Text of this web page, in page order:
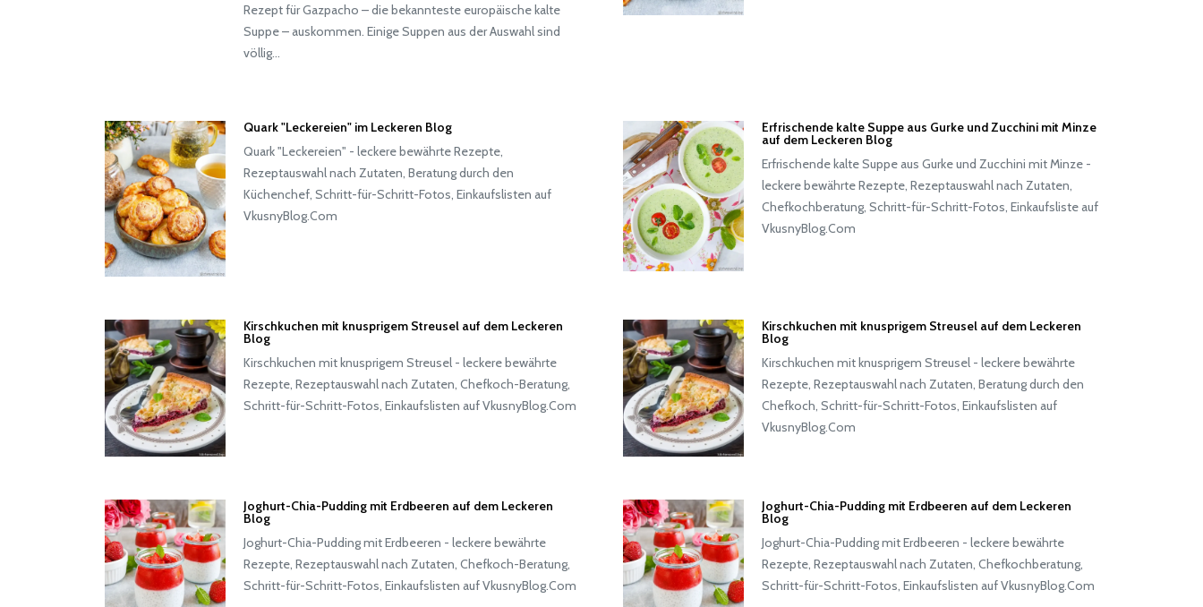
Rezept für Gazpacho – die bekannteste europäische kalte
Suppe – auskommen. Einige Suppen aus der Auswahl sind
völlig…
Quark "Leckereien" im Leckeren Blog
Quark "Leckereien" - leckere bewährte Rezepte,
Rezeptauswahl nach Zutaten, Beratung durch den
Küchenchef, Schritt-für-Schritt-Fotos, Einkaufslisten auf
VkusnyBlog.Com
Erfrischende kalte Suppe aus Gurke und Zucchini mit Minze
auf dem Leckeren Blog
Erfrischende kalte Suppe aus Gurke und Zucchini mit Minze -
leckere bewährte Rezepte, Rezeptauswahl nach Zutaten,
Chefkochberatung, Schritt-für-Schritt-Fotos, Einkaufsliste auf
VkusnyBlog.Com
Kirschkuchen mit knusprigem Streusel auf dem Leckeren
Blog
Kirschkuchen mit knusprigem Streusel - leckere bewährte
Rezepte, Rezeptauswahl nach Zutaten, Chefkoch-Beratung,
Schritt-für-Schritt-Fotos, Einkaufslisten auf VkusnyBlog.Com
Kirschkuchen mit knusprigem Streusel auf dem Leckeren
Blog
Kirschkuchen mit knusprigem Streusel - leckere bewährte
Rezepte, Rezeptauswahl nach Zutaten, Beratung durch den
Chefkoch, Schritt-für-Schritt-Fotos, Einkaufslisten auf
VkusnyBlog.Com
Joghurt-Chia-Pudding mit Erdbeeren auf dem Leckeren
Blog
Joghurt-Chia-Pudding mit Erdbeeren - leckere bewährte
Rezepte, Rezeptauswahl nach Zutaten, Chefkoch-Beratung,
Schritt-für-Schritt-Fotos, Einkaufslisten auf VkusnyBlog.Com
Joghurt-Chia-Pudding mit Erdbeeren auf dem Leckeren
Blog
Joghurt-Chia-Pudding mit Erdbeeren - leckere bewährte
Rezepte, Rezeptauswahl nach Zutaten, Chefkochberatung,
Schritt-für-Schritt-Fotos, Einkaufslisten auf VkusnyBlog.Com